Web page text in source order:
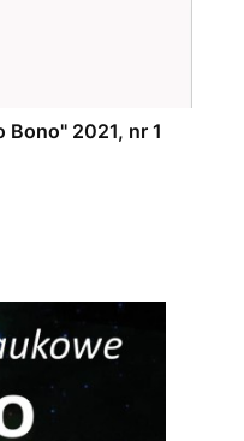
Bono" 2021, nr 1